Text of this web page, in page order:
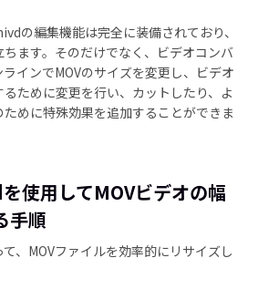
の編集機能は完全に装備されており、
ます。そのだけでなく、ビデオコンバ
インでMOVのサイズを変更し、ビデオ
ために変更を行い、カットしたり、よ
めに特殊効果を追加することができま
使用してMOVビデオの幅
手順
、MOVファイルを効率的にリサイズし